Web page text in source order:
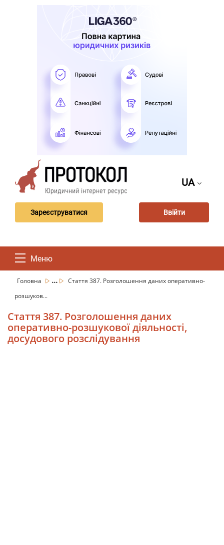
UA
Зареєструватися Ввійти
Меню
Головна ...
Стаття 387. Розголошення даних оперативно-
розшуков...
Стаття 387. Розголошення даних
оперативно-розшукової діяльності,
досудового розслідування